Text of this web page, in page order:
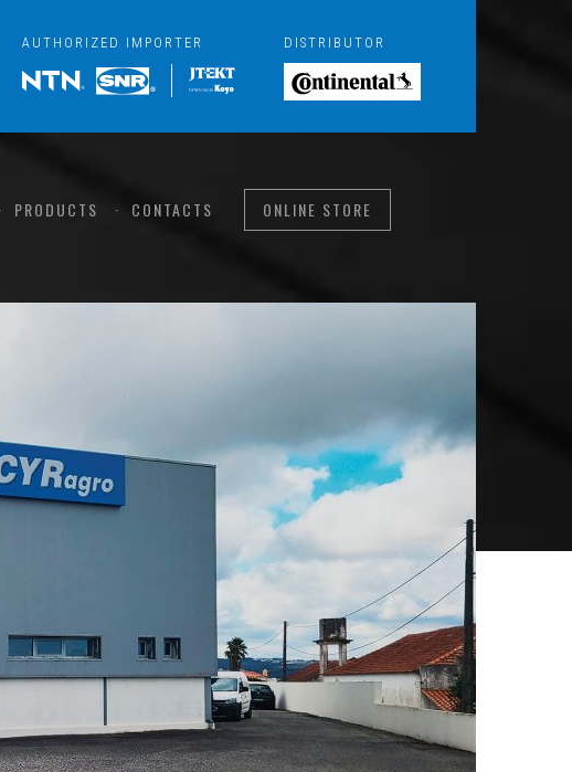
DISTRIBUTOR
AUTHORIZED IMPORTER
PRODUCTS CONTACTS ONLINE STORE